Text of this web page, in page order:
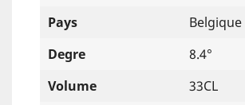
Pays
Belgique
Degre
8.4°
Volume
33CL